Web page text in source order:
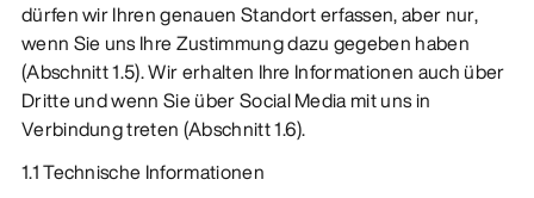
dürfen wir Ihren genauen Standort erfassen, aber nur,
wenn Sie uns Ihre Zustimmung dazu gegeben haben
(Abschnitt 1.5). Wir erhalten Ihre Informationen auch über
Dritte und wenn Sie über Social Media mit uns in
Verbindung treten (Abschnitt 1.6).
1.1 Technische Informationen